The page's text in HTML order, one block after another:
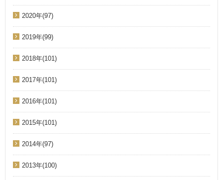
2020年(97)
2019年(99)
2018年(101)
2017年(101)
2016年(101)
2015年(101)
2014年(97)
2013年(100)